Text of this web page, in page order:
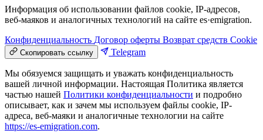
Информация об использовании файлов cookie, IP-адресов,
веб-маяков и аналогичных технологий на сайте es·emigration.
Конфиденциальность Договор оферты Возврат средств Cookie
Скопировать ссылку Telegram
Мы обязуемся защищать и уважать конфиденциальность
вашей личной информации. Настоящая Политика является
частью нашей Политики конфиденциальности и подробно
описывает, как и зачем мы используем файлы cookie, IP-
адреса, веб-маяки и аналогичные технологии на сайте
https://es-emigration.com.